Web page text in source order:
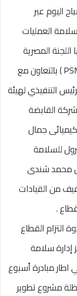
اليوم عبر
العمليات
اللجنة المصرية
العليا لإدارة سلامة العمليات بالقطاع ( PSM ) بالتعاون مع
التنفيذي لهيئة
القابضة
جمال
للسلامة
محمد شندى
من القيادات
.
التزام القطاع
إدارة سلامة
اطار مبادرة أسبوع
عام 2019 تحت مظلة مشروع تطوير